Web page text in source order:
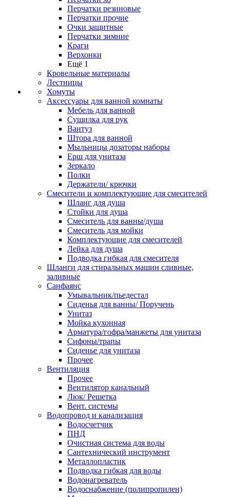
Перчатки резиновые
Перчатки прочие
Очки защитные
Перчатки зимние
Краги
Верхонки
Ещё 1
Кровельные материалы
Лестницы
Хомуты
Аксессуары для ванной комнаты
Мебель для ванной
Сушилка для рук
Вантуз
Штора для ванной
Мыльницы дозаторы наборы
Ерш для унитаза
Зеркало
Полки
Держатели/ крючки
Смесители и комплектующие для смесителей
Шланг для душа
Стойки для душа
Смеситель для ванны/душа
Смеситель для мойки
Комплектующие для смесителей
Лейка для душа
Подводка гибкая для смесителя
Шланги для стиральных машин сливные,
заливные
Санфаянс
Умывальник/пьедестал
Сиденья для ванны/ Поручень
Унитаз
Мойка кухонная
Арматура/гофра/манжеты для унитаза
Сифоны/трапы
Сиденье для унитаза
Прочее
Вентиляция
Прочее
Вентилятор канальный
Люк/ Решетка
Вент. системы
Водопровод и канализация
Водосчетчик
ПНД
Очистная система для воды
Сантехнический инструмент
Металлопластик
Подводка гибкая для воды
Водонагреватель
Водоснабжение (полипропилен)